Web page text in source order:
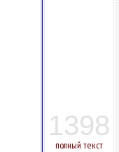
1398
полный текст